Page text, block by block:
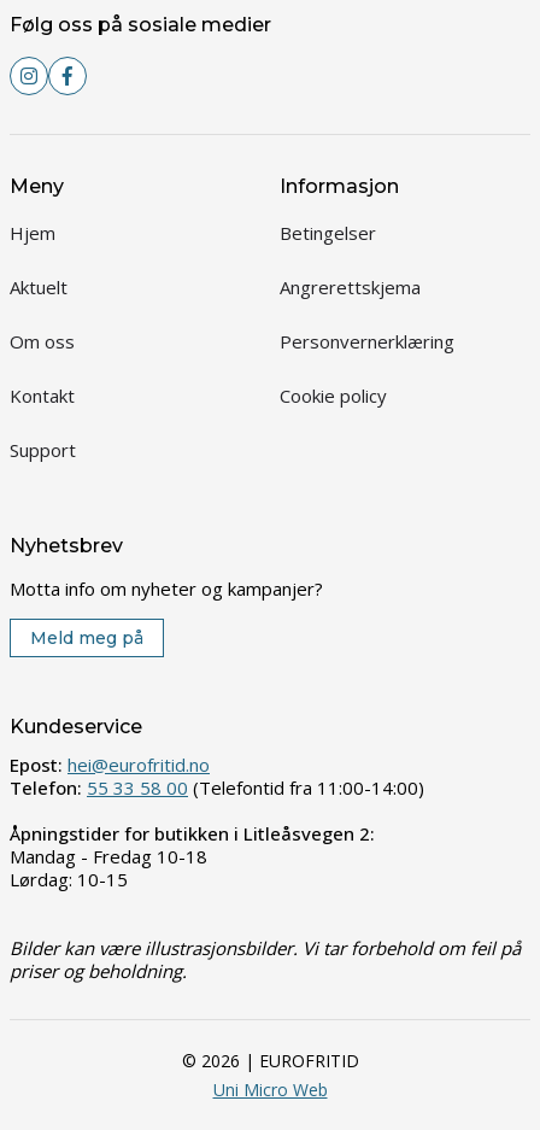
Følg oss på sosiale medier
Meny
Hjem
Aktuelt
Om oss
Kontakt
Support
Informasjon
Betingelser
Angrerettskjema
Personvernerklæring
Cookie policy
Nyhetsbrev
Motta info om nyheter og kampanjer?
Meld meg på
Kundeservice
Epost: hei@eurofritid.no
Telefon: 55 33 58 00 (Telefontid fra 11:00-14:00)
Åpningstider for butikken i Litleåsvegen 2:
Mandag - Fredag 10-18
Lørdag: 10-15
Bilder kan være illustrasjonsbilder. Vi tar forbehold om feil på
priser og beholdning.
© 2026 | EUROFRITID
Uni Micro Web